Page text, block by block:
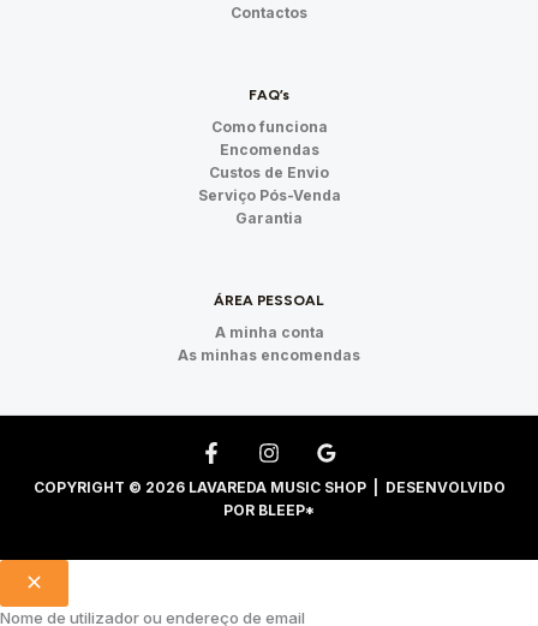
Contactos
FAQ’s
Como funciona
Encomendas
Custos de Envio
Serviço Pós-Venda
Garantia
ÁREA PESSOAL
A minha conta
As minhas encomendas
COPYRIGHT © 2026 LAVAREDA MUSIC SHOP | DESENVOLVIDO
POR BLEEP*
Nome de utilizador ou endereço de email